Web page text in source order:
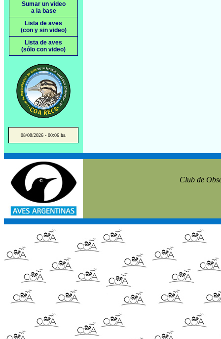
Sumar un video
a la base
Lista de aves
(con y sin video)
Lista de aves
(sólo con video)
08/08/2026 - 00:06 hs.
Club de